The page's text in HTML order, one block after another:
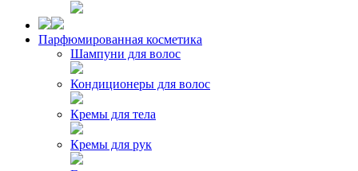
Парфюмированная косметика
Шампуни для волос
Кондиционеры для волос
Кремы для тела
Кремы для рук